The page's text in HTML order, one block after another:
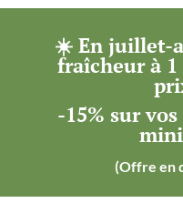
☀️ En juillet-
fraîcheur à 1
-15% sur
(Offre en